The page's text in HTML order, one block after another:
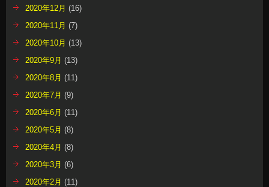
2020年12月 (16)
2020年11月 (7)
2020年10月 (13)
2020年9月 (13)
2020年8月 (11)
2020年7月 (9)
2020年6月 (11)
2020年5月 (8)
2020年4月 (8)
2020年3月 (6)
2020年2月 (11)